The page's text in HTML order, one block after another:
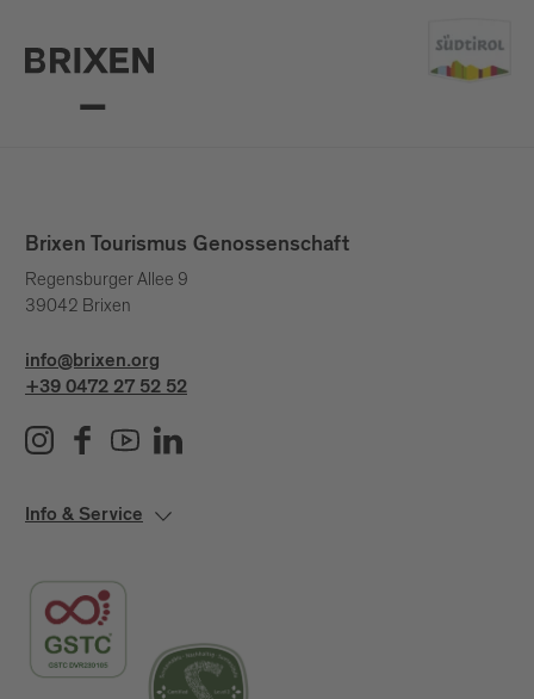
Brixen Tourismus Genossenschaft
Regensburger Allee 9
39042 Brixen
info@brixen.org
+39 0472 27 52 52
Info & Service